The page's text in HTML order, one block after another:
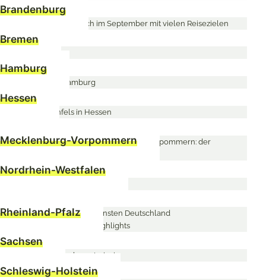
Brandenburg
Bremen
Hamburg
Hessen
Mecklenburg-Vorpommern
Nordrhein-Westfalen
Rheinland-Pfalz
Sachsen
Schleswig-Holstein